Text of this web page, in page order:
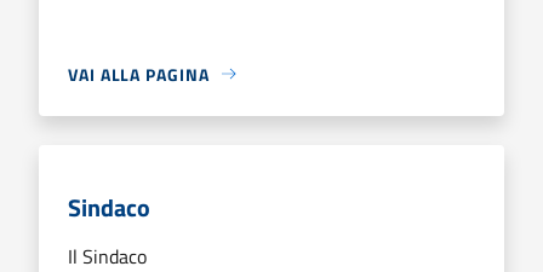
VAI ALLA PAGINA
Sindaco
Il Sindaco